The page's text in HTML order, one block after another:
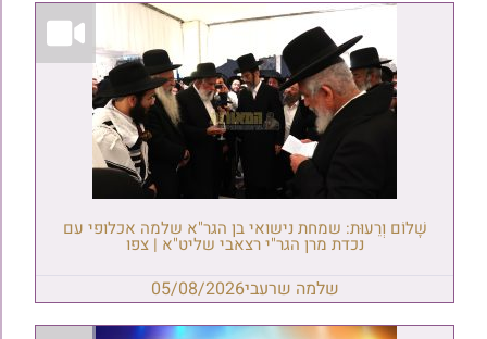
שָׁלוֹם וְרֵעוּת: שמחת נישואי בן הגר"א שלמה אכלופי עם
נכדת מרן הגר"י רצאבי שליט"א | צפו
שלמה שרעבי05/08/2026